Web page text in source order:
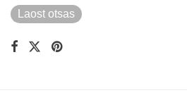
Laost otsas